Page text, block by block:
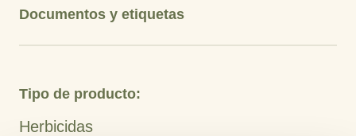
Documentos y etiquetas
Tipo de producto:
Herbicidas